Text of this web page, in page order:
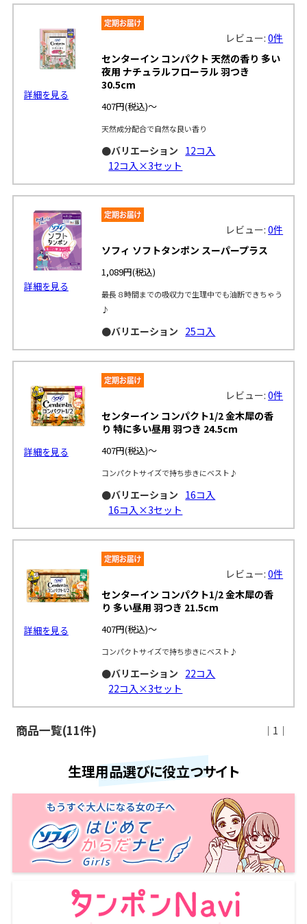
詳細を見る
レビュー:0件
センターイン コンパクト 天然の香り 多い
夜用 ナチュラルフローラル 羽つき
30.5cm
407円(税込)～
天然成分配合で自然な良い香り
●バリエーション 12コ入
12コ入×3セット
詳細を見る
レビュー:0件
ソフィ ソフトタンポン スーパープラス
1,089円(税込)
最長８時間までの吸収力で生理中でも油断できちゃう
♪
●バリエーション 25コ入
詳細を見る
レビュー:0件
センターイン コンパクト1/2 金木犀の香
り 特に多い昼用 羽つき 24.5cm
407円(税込)～
コンパクトサイズで持ち歩きにベスト♪
●バリエーション 16コ入
16コ入×3セット
詳細を見る
レビュー:0件
センターイン コンパクト1/2 金木犀の香
り 多い昼用 羽つき 21.5cm
407円(税込)～
コンパクトサイズで持ち歩きにベスト♪
●バリエーション 22コ入
22コ入×3セット
商品一覧(11件) ｜1｜
生理用品選びに役立つサイト